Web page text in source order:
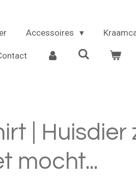
Accessoires
| Huisdier
mocht...